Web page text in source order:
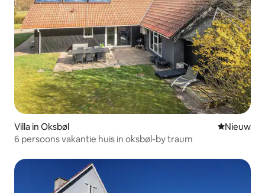
Villa in Oksbøl Nieuwe
Nieuw
6 persoons vakantie huis in oksbøl-by traum